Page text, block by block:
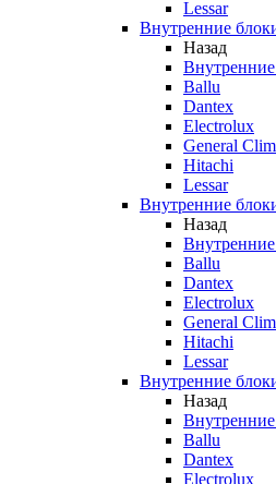
Lessar
Внутренние
Назад
Ballu
Dantex
Electrolux
General
Hitachi
Lessar
Внутренние
Назад
Ballu
Dantex
Electrolux
General
Hitachi
Lessar
Внутренние
Назад
Ballu
Dantex
Electrolux